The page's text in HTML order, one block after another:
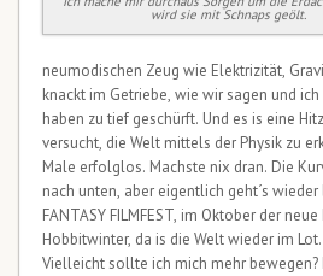
wird sie mit Schnaps geölt.
neumodischen Zeug wie Elektrizität,
knackt im Getriebe, wie wir sagen und
haben zu tief geschürft. Und es is eine
versucht, die Welt mittels der Physik zu
Male erfolglos. Machste nix dran. Die
nach unten, aber eigentlich geht´s
FANTASY FILMFEST, im Oktober der
Hobbitwinter, da is die Welt wieder im
Vielleicht sollte ich mich mehr